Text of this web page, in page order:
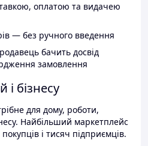
оплатою та видачею
— без ручного введення
бачить досвід
замовлення
бізнесу
для дому, роботи,
Найбільший маркетплейс
і тисяч підприємців.